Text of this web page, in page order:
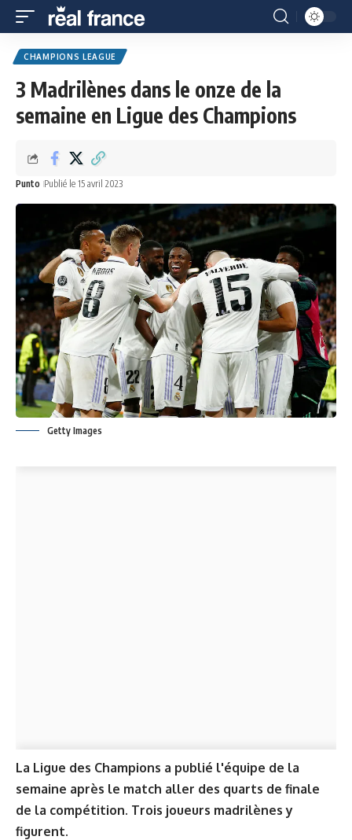
CHAMPIONS LEAGUE
3 Madrilènes dans le onze de la
semaine en Ligue des Champions
Punto Publié le 15 avril 2023
Getty Images
La Ligue des Champions a publié l'équipe de la
semaine après le match aller des quarts de finale
de la compétition. Trois joueurs madrilènes y
figurent.